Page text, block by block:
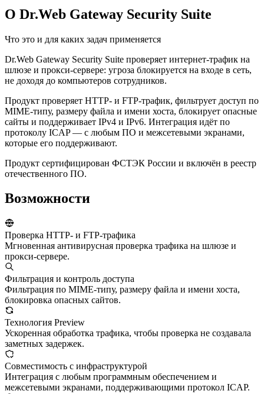
О Dr.Web Gateway Security Suite
Что это и для каких задач применяется
Dr.Web Gateway Security Suite проверяет интернет-трафик на
шлюзе и прокси-сервере: угроза блокируется на входе в сеть,
не доходя до компьютеров сотрудников.
Продукт проверяет HTTP- и FTP-трафик, фильтрует доступ по
MIME-типу, размеру файла и имени хоста, блокирует опасные
сайты и поддерживает IPv4 и IPv6. Интеграция идёт по
протоколу ICAP — с любым ПО и межсетевыми экранами,
которые его поддерживают.
Продукт сертифицирован ФСТЭК России и включён в реестр
отечественного ПО.
Возможности
Проверка HTTP- и FTP-трафика
Мгновенная антивирусная проверка трафика на шлюзе и
прокси-сервере.
Фильтрация и контроль доступа
Фильтрация по MIME-типу, размеру файла и имени хоста,
блокировка опасных сайтов.
Технология Preview
Ускоренная обработка трафика, чтобы проверка не создавала
заметных задержек.
Совместимость с инфраструктурой
Интеграция с любым программным обеспечением и
межсетевыми экранами, поддерживающими протокол ICAP.